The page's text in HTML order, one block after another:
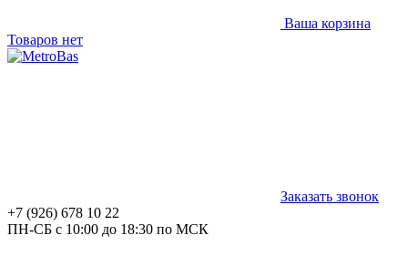
Ваша корзина
Товаров нет
Заказать звонок
+7 (926) 678 10 22
ПН-СБ с 10:00 до 18:30 по МСК